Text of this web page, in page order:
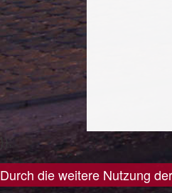
});
Durch die weitere Nutzung